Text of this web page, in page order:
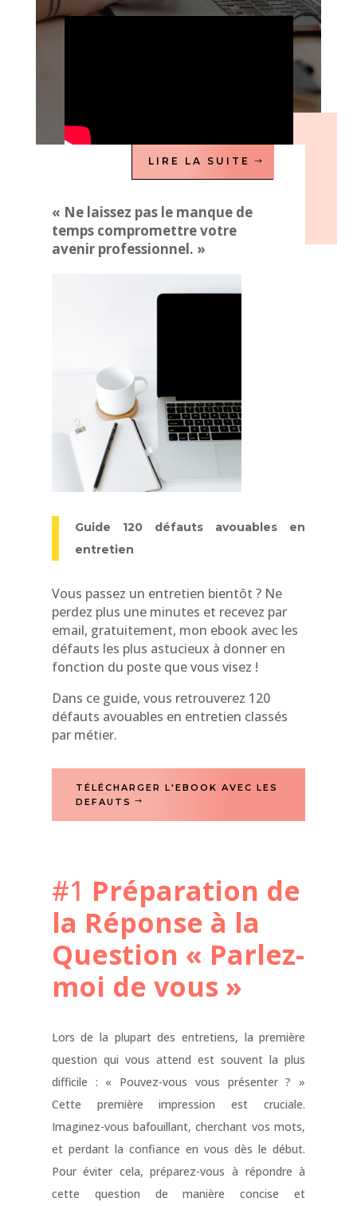
LIRE LA SUITE
« Ne laissez pas le manque de
temps compromettre votre
avenir professionnel. »
Guide 120 défauts avouables en
entretien
Vous passez un entretien bientôt ? Ne
perdez plus une minutes et recevez par
email, gratuitement, mon ebook avec les
défauts les plus astucieux à donner en
fonction du poste que vous visez !
Dans ce guide, vous retrouverez 120
défauts avouables en entretien classés
par métier.
TÉLÉCHARGER L'EBOOK AVEC LES
DEFAUTS
#1 Préparation de
la Réponse à la
Question « Parlez-
moi de vous »
Lors de la plupart des entretiens, la première
question qui vous attend est souvent la plus
difficile : « Pouvez-vous vous présenter ? »
Cette première impression est cruciale.
Imaginez-vous bafouillant, cherchant vos mots,
et perdant la confiance en vous dès le début.
Pour éviter cela, préparez-vous à répondre à
cette question de manière concise et